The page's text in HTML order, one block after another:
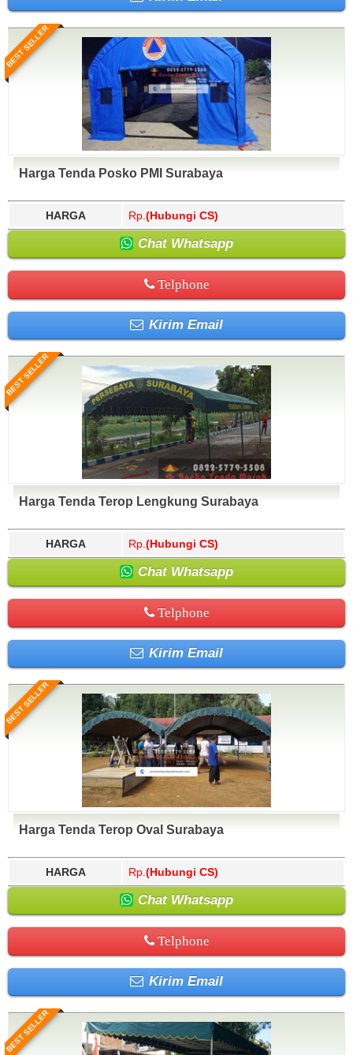
BEST SELLER
Harga Tenda Posko PMI Surabaya
HARGA Rp. (Hubungi CS)
Chat Whatsapp
Telphone
Kirim Email
BEST SELLER
Harga Tenda Terop Lengkung Surabaya
HARGA Rp. (Hubungi CS)
Chat Whatsapp
Telphone
Kirim Email
BEST SELLER
Harga Tenda Terop Oval Surabaya
HARGA Rp. (Hubungi CS)
Chat Whatsapp
Telphone
Kirim Email
BEST SELLER